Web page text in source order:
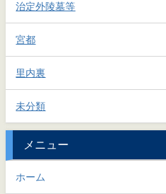
治定外陵墓等
宮都
里内裏
未分類
メニュー
ホーム